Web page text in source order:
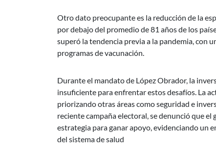
Otro dato preocupante es la reducción de la
por debajo del promedio de 81 años de los
superó la tendencia previa a la pandemia, con
programas de vacunación.
Durante el mandato de López Obrador, la
insuficiente para enfrentar estos desafíos. La
priorizando otras áreas como seguridad e
reciente campaña electoral, se denunció que
estrategia para ganar apoyo, evidenciando un
del sistema de salud